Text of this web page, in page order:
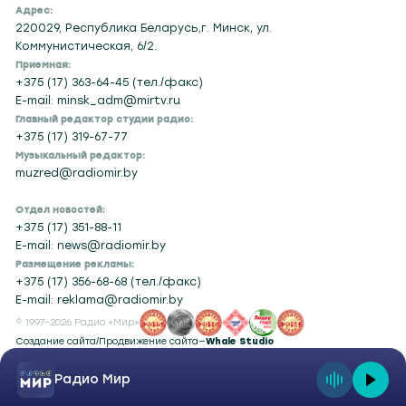
Адрес:
220029, Республика Беларусь,г. Минск, ул.
Коммунистическая, 6/2.
Приемная:
+375 (17) 363-64-45 (тел./факс)
E-mail: minsk_adm@mirtv.ru
Главный редактор студии радио:
+375 (17) 319-67-77
Музыкальный редактор:
muzred@radiomir.by
+375 (17) 351-88-11
E-mail: news@radiomir.by
Размещение рекламы:
+375 (17) 356-68-68 (тел./факс)
E-mail: reklama@radiomir.by
© 1997–2026 Радио «Мир»
Создание сайта/Продвижение сайта—Whale Studio
Радио Мир